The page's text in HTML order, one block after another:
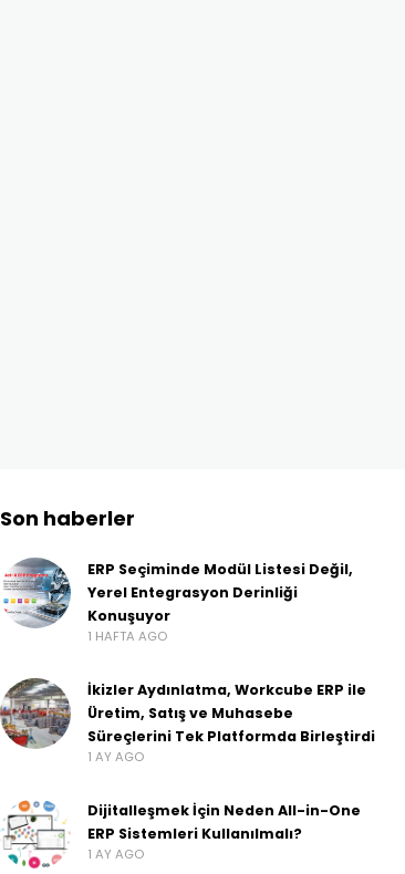
Son haberler
ERP Seçiminde Modül Listesi Değil,
Yerel Entegrasyon Derinliği
Konuşuyor
1 HAFTA AGO
İkizler Aydınlatma, Workcube ERP ile
Üretim, Satış ve Muhasebe
Süreçlerini Tek Platformda Birleştirdi
1 AY AGO
Dijitalleşmek İçin Neden All-in-One
ERP Sistemleri Kullanılmalı?
1 AY AGO